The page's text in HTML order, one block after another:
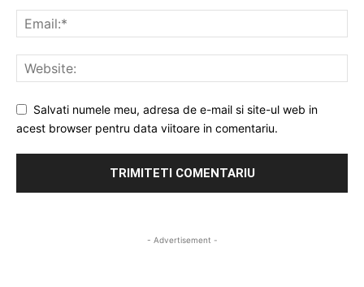
Salvati numele meu, adresa de e-mail si site-ul web in
acest browser pentru data viitoare in comentariu.
- Advertisement -